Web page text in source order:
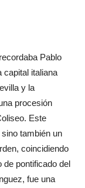
Pablo
capital italiana
y la
procesión
Este
también un
coincidiendo
pontificado del
fue una